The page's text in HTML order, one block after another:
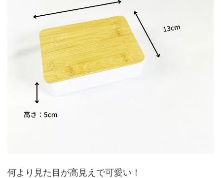
何より見た目が高見えで可愛い！